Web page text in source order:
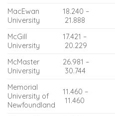
MacEwan
University
18.240 –
21.888
McGill
University
17.421 –
20.229
McMaster
University
26.981 –
30.744
Memorial
University of
Newfoundland
11.460 –
11.460